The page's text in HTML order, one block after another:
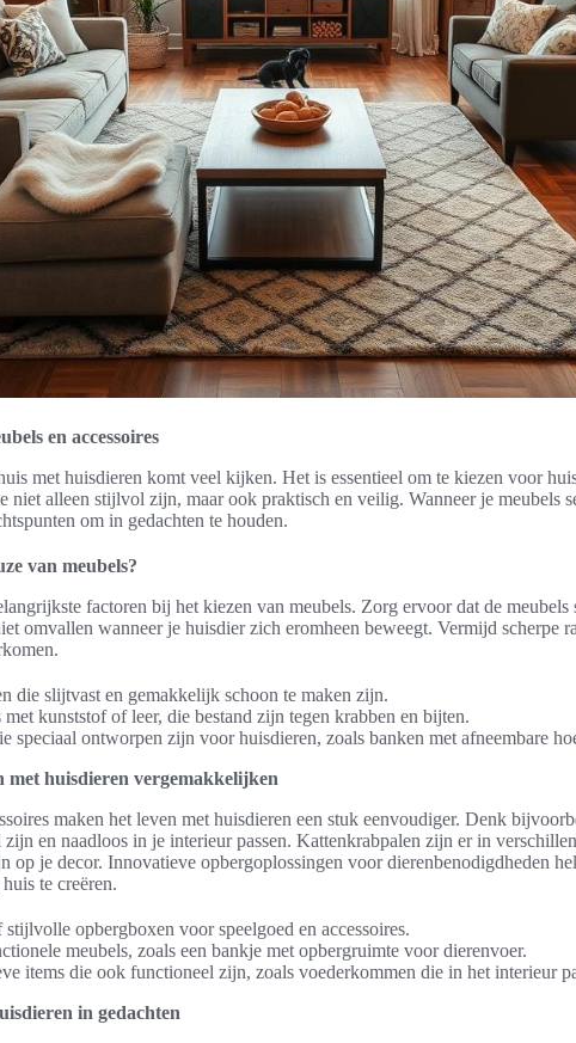
en accessoires
met huisdieren komt veel kijken. Het is essentieel om te kiezen voor
niet alleen stijlvol zijn, maar ook praktisch en veilig. Wanneer je meubels
om in gedachten te houden.
van meubels?
factoren bij het kiezen van meubels. Zorg ervoor dat de meubels
omvallen wanneer je huisdier zich eromheen beweegt. Vermijd scherpe
die slijtvast en gemakkelijk schoon te maken zijn.
kunststof of leer, die bestand zijn tegen krabben en bijten.
speciaal ontworpen zijn voor huisdieren, zoals banken met afneembare
met huisdieren vergemakkelijken
maken het leven met huisdieren een stuk eenvoudiger. Denk
en naadloos in je interieur passen. Kattenkrabpalen zijn er in
op je decor. Innovatieve opbergoplossingen voor dierenbenodigdheden
te creëren.
opbergboxen voor speelgoed en accessoires.
meubels, zoals een bankje met opbergruimte voor dierenvoer.
items die ook functioneel zijn, zoals voederkommen die in het interieur
in gedachten